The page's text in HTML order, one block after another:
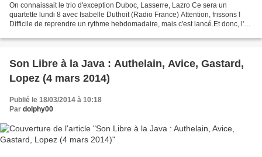
On connaissait le trio d'exception Duboc, Lasserre, Lazro Ce sera un
quartette lundi 8 avec Isabelle Duthoit (Radio France) Attention, frissons !
Difficile de reprendre un rythme hebdomadaire, mais c'est lancé.Et donc, l'
Son Libre à la Java : Authelain, Avice, Gastard,
Lopez (4 mars 2014)
Publié le 18/03/2014 à 10:18
Par dolphy00